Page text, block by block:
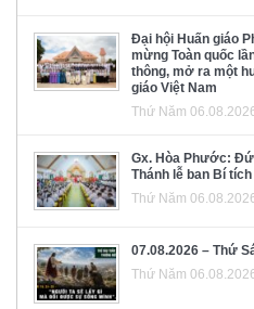
Đại hội Huấn giáo
mừng Toàn quốc
thông, mở ra một
giáo Việt Nam
Thứ Năm
Gx. Hòa Phước:
Thánh lễ ban Bí
Thứ Năm
07.08.2026 – Thứ
Thứ Năm